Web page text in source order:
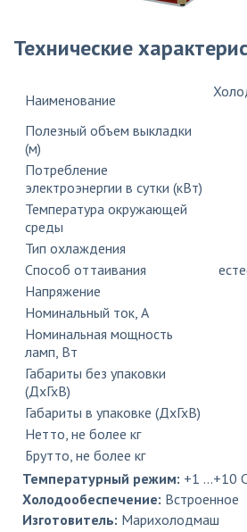
Технические
Наименование
Полезный объем выкладки
(м)
Потребление
электроэнергии в сутки (кВт)
Температура окружающей
среды
Тип охлаждения
Способ оттаивания
Напряжение
Номинальный ток, A
Номинальная мощность
ламп, Вт
Габариты без упаковки
(ДхГхВ)
Габариты в упаковке (ДхГхВ)
Нетто, не более кг
Брутто, не более кг
Температурный режим: +1 …+10
Холодообеспечение: Встроенное
Изготовитель: Марихолодмаш